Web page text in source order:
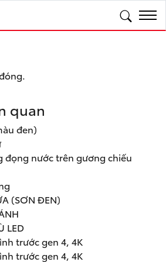
quan
đen)
đọng nước trên gương chiếu
(SƠN ĐEN)
LED
trước gen 4, 4K
trước gen 4, 4K